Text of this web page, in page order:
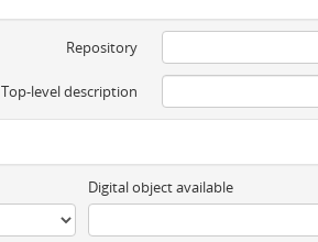
Repository
Top-level description
Digital object available